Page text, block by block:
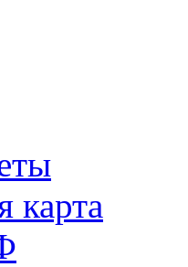
карта